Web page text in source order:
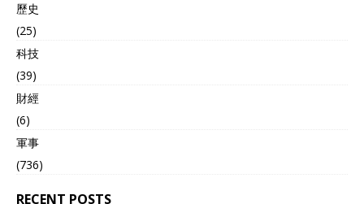
歷史
(25)
科技
(39)
財經
(6)
軍事
(736)
RECENT POSTS